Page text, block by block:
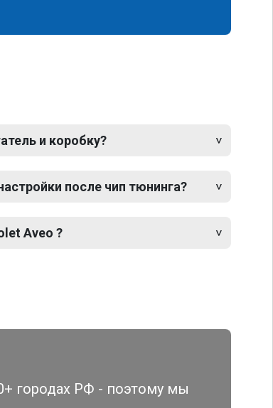
и коробку?
после чип тюнинга?
Aveo ?
городах РФ - поэтому мы